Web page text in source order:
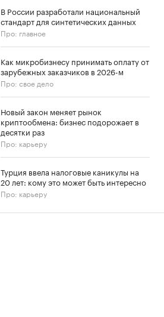
В России разработали национальный
стандарт для синтетических данных
Про: главное
Как микробизнесу принимать оплату от
зарубежных заказчиков в 2026-м
Про: свое дело
Новый закон меняет рынок
криптообмена: бизнес подорожает в
десятки раз
Про: карьеру
Турция ввела налоговые каникулы на
20 лет: кому это может быть интересно
Про: карьеру